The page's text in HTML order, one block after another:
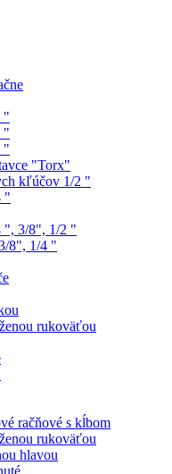
"
"
"
"Torx"
kľúčov 1/2 "
"
", 3/8", 1/2 "
8", 1/4 "
rukoväťou
račňové s kĺbom
rukoväťou
hlavou